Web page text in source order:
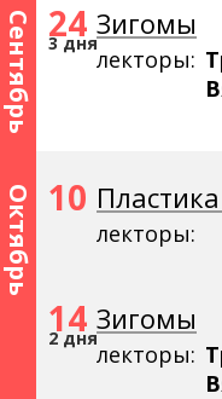
Сентябрь 24
3 дня
Зигомы
лекторы:
Октябрь 10
лекторы:
14
2 дня
Зигомы
лекторы: